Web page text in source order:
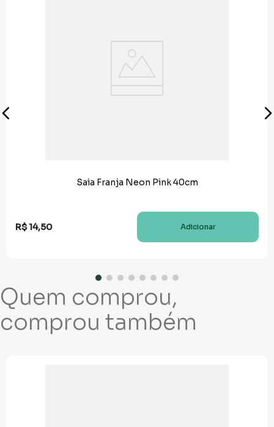
Saia Franja Neon Pink 40cm
R$14,50 Adicionar
Quem comprou,
comprou também